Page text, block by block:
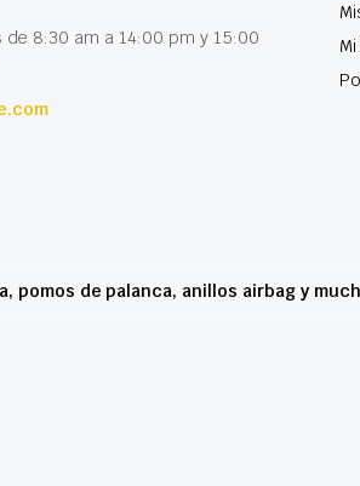
de 8:30 am a 14:00 pm y 15:00
pomos de palanca, anillos airbag y